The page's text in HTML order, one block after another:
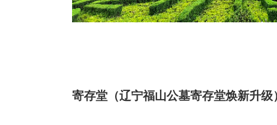
寄存堂（辽宁福山公墓寄存堂焕新升级